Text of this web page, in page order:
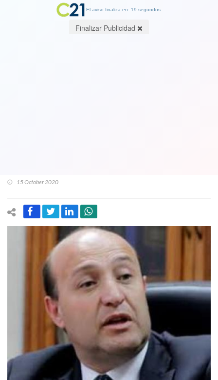
15 October 2020
El aviso finaliza en: 19 segundos.
Finalizar Publicidad